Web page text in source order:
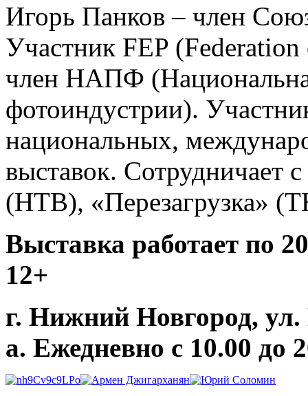
Игорь Панков – член
Участник FEP
член НАПФ
фотоиндустрии).
национальных,
выставок. Сотрудничает
(НТВ), «Перезагрузка»
Выставка работает по
12+
г. Нижний Новгород,
а. Ежедневно с 10.00 до